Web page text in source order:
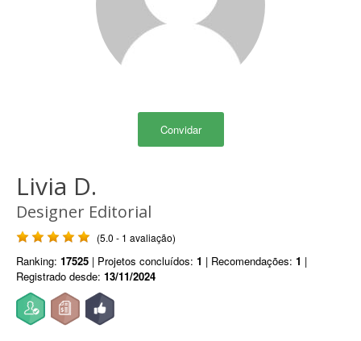
Convidar
Livia D.
Designer Editorial
(5.0 - 1 avaliação)
Ranking: 17525 | Projetos concluídos: 1 | Recomendações: 1 |
Registrado desde: 13/11/2024